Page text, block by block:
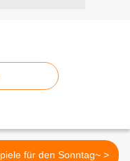
~Spiele für den Sonntag~ >